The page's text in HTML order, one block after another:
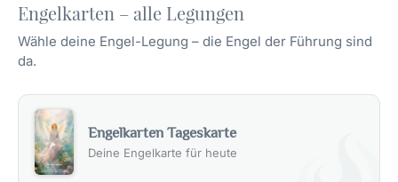
Engelkarten – alle Legungen
Wähle deine Engel-Legung – die Engel der Führung sind
da.
Engelkarten Tageskarte
Deine Engelkarte für heute